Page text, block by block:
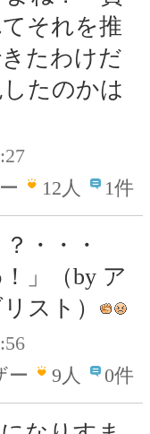
それを推
たわけだ
たのかは
12人 1件
・・・
」（by ア
スト）
ー
9人 0件